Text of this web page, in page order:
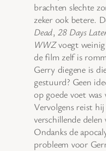
brachten slechte
zeker ook betere.
Dead, 28 Days
WWZvoegt weinig
de film zelf is
Gerry diegene is
gestuurd? Geen
op goede voet
Vervolgens reist
verschillende delen
Ondanks de
probleem voor